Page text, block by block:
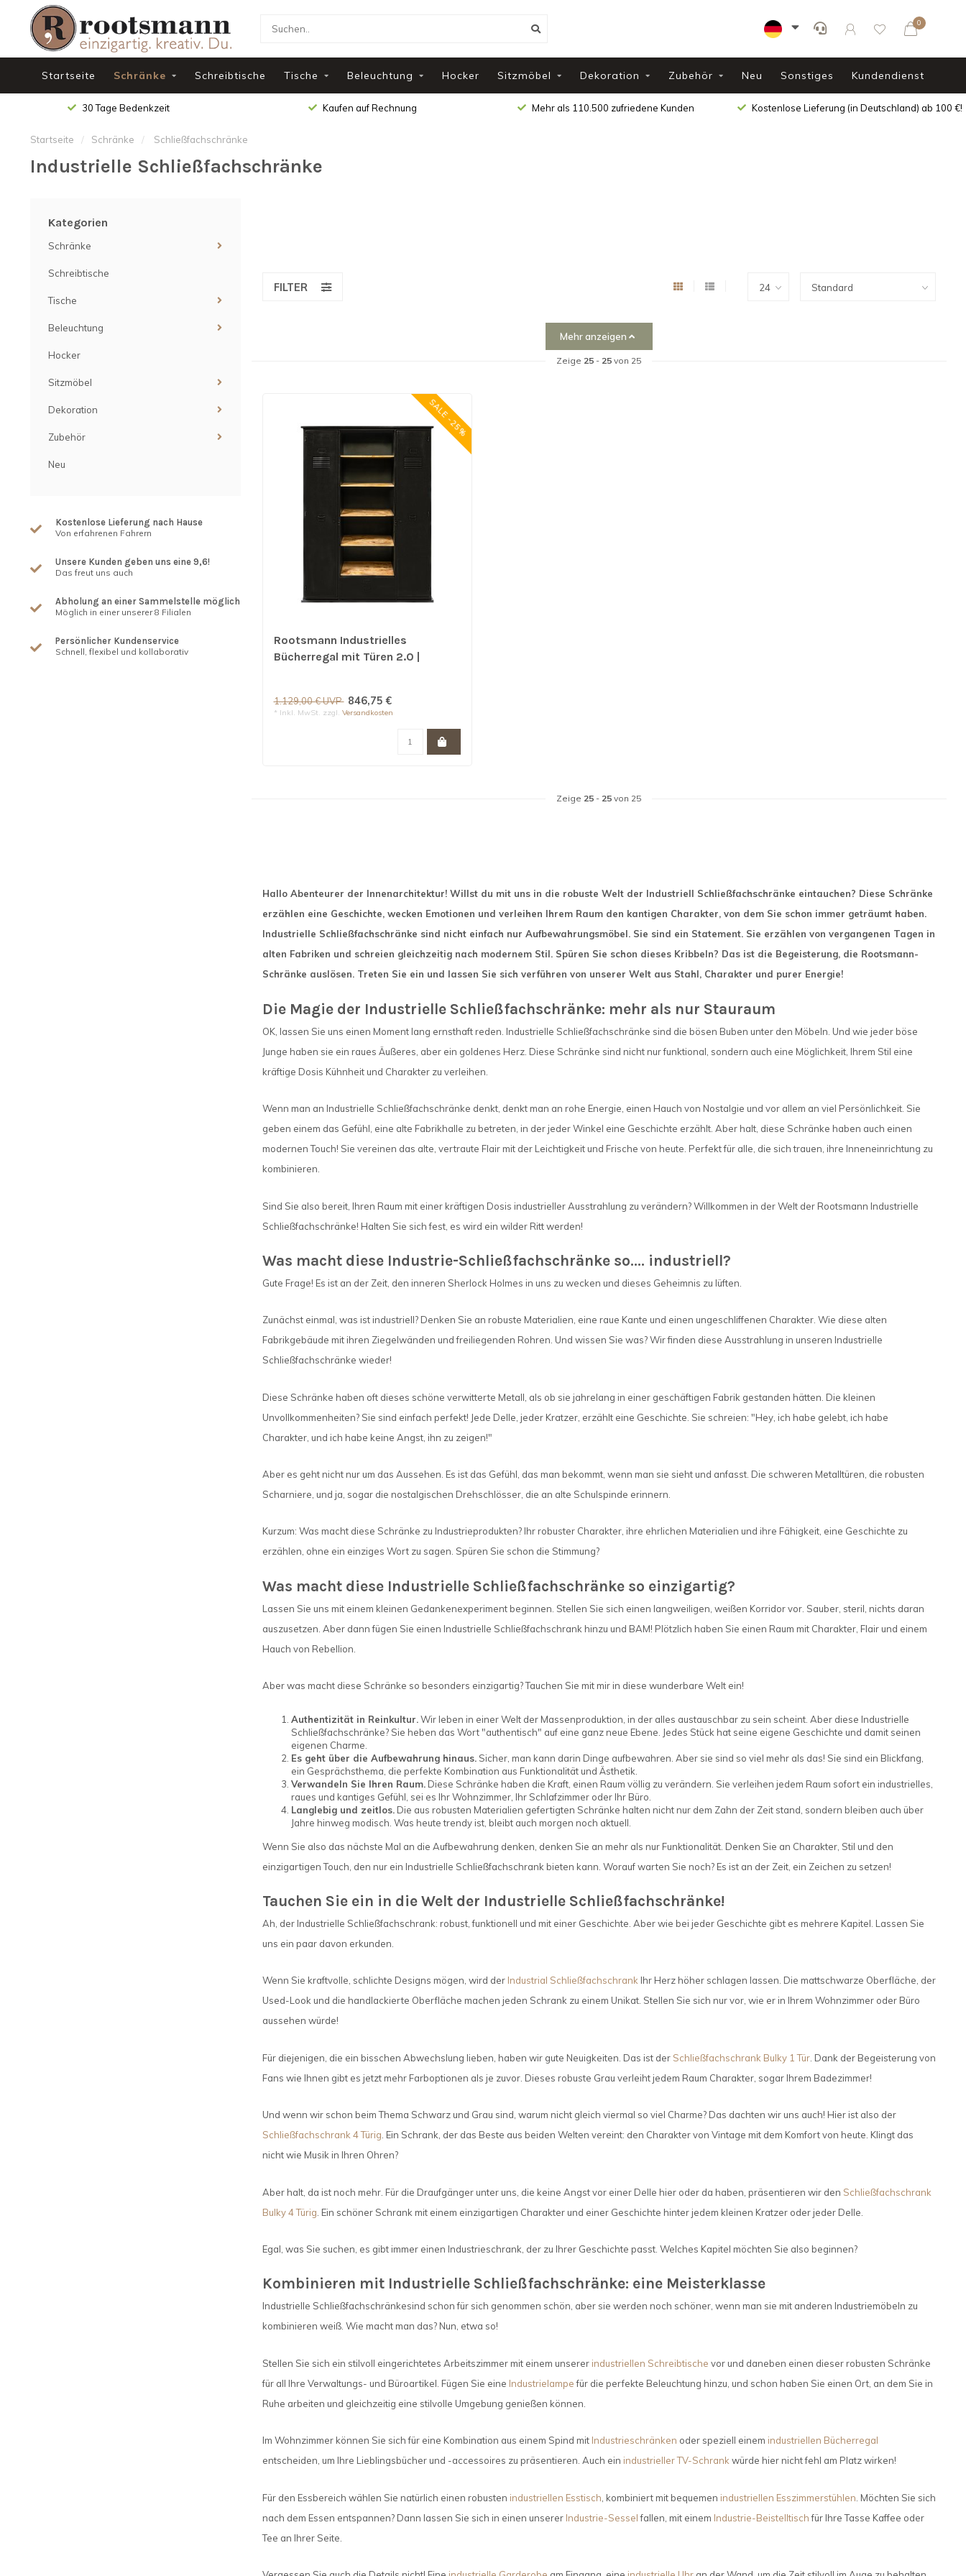
0
Startseite Schränke Schreibtische Tische Beleuchtung Hocker Sitzmöbel Dekoration Zubehör Neu Sonstiges Kundendienst
30 Tage Bedenkzeit Kaufen auf Rechnung Mehr als 110.500 zufriedene Kunden Kostenlose Lieferung (in Deutschland) ab 100 €!
Startseite / Schränke / Schließfachschränke
Industrielle Schließfachschränke
Kategorien
Schränke
Schreibtische
Tische
Beleuchtung
Hocker
Sitzmöbel
Dekoration
Zubehör
Neu
Kostenlose Lieferung nach Hause
Von erfahrenen Fahrern
Unsere Kunden geben uns eine 9,6!
Das freut uns auch
Abholung an einer Sammelstelle möglich
Möglich in einer unserer 8 Filialen
Persönlicher Kundenservice
Schnell, flexibel und kollaborativ
FILTER
Mehr anzeigen
Zeige 25 - 25 von 25
SALE -25%
Rootsmann Industrielles
Bücherregal mit Türen 2.0 |
1.129,00 € UVP 846,75 €
* Inkl. MwSt. zzgl. Versandkosten
Zeige 25 - 25 von 25
Hallo Abenteurer der Innenarchitektur! Willst du mit uns in die robuste Welt der Industriell Schließfachschränke eintauchen? Diese Schränke
erzählen eine Geschichte, wecken Emotionen und verleihen Ihrem Raum den kantigen Charakter, von dem Sie schon immer geträumt haben.
Industrielle Schließfachschränke sind nicht einfach nur Aufbewahrungsmöbel. Sie sind ein Statement. Sie erzählen von vergangenen Tagen in
alten Fabriken und schreien gleichzeitig nach modernem Stil. Spüren Sie schon dieses Kribbeln? Das ist die Begeisterung, die Rootsmann-
Schränke auslösen. Treten Sie ein und lassen Sie sich verführen von unserer Welt aus Stahl, Charakter und purer Energie!
Die Magie der Industrielle Schließfachschränke: mehr als nur Stauraum
OK, lassen Sie uns einen Moment lang ernsthaft reden. Industrielle Schließfachschränke sind die bösen Buben unter den Möbeln. Und wie jeder böse
Junge haben sie ein raues Äußeres, aber ein goldenes Herz. Diese Schränke sind nicht nur funktional, sondern auch eine Möglichkeit, Ihrem Stil eine
kräftige Dosis Kühnheit und Charakter zu verleihen.
Wenn man an Industrielle Schließfachschränke denkt, denkt man an rohe Energie, einen Hauch von Nostalgie und vor allem an viel Persönlichkeit. Sie
geben einem das Gefühl, eine alte Fabrikhalle zu betreten, in der jeder Winkel eine Geschichte erzählt. Aber halt, diese Schränke haben auch einen
modernen Touch! Sie vereinen das alte, vertraute Flair mit der Leichtigkeit und Frische von heute. Perfekt für alle, die sich trauen, ihre Inneneinrichtung zu
kombinieren.
Sind Sie also bereit, Ihren Raum mit einer kräftigen Dosis industrieller Ausstrahlung zu verändern? Willkommen in der Welt der Rootsmann Industrielle
Schließfachschränke! Halten Sie sich fest, es wird ein wilder Ritt werden!
Was macht diese Industrie-Schließfachschränke so.... industriell?
Gute Frage! Es ist an der Zeit, den inneren Sherlock Holmes in uns zu wecken und dieses Geheimnis zu lüften.
Zunächst einmal, was ist industriell? Denken Sie an robuste Materialien, eine raue Kante und einen ungeschliffenen Charakter. Wie diese alten
Fabrikgebäude mit ihren Ziegelwänden und freiliegenden Rohren. Und wissen Sie was? Wir finden diese Ausstrahlung in unseren Industrielle
Schließfachschränke wieder!
Diese Schränke haben oft dieses schöne verwitterte Metall, als ob sie jahrelang in einer geschäftigen Fabrik gestanden hätten. Die kleinen
Unvollkommenheiten? Sie sind einfach perfekt! Jede Delle, jeder Kratzer, erzählt eine Geschichte. Sie schreien: "Hey, ich habe gelebt, ich habe
Charakter, und ich habe keine Angst, ihn zu zeigen!"
Aber es geht nicht nur um das Aussehen. Es ist das Gefühl, das man bekommt, wenn man sie sieht und anfasst. Die schweren Metalltüren, die robusten
Scharniere, und ja, sogar die nostalgischen Drehschlösser, die an alte Schulspinde erinnern.
Kurzum: Was macht diese Schränke zu Industrieprodukten? Ihr robuster Charakter, ihre ehrlichen Materialien und ihre Fähigkeit, eine Geschichte zu
erzählen, ohne ein einziges Wort zu sagen. Spüren Sie schon die Stimmung?
Was macht diese Industrielle Schließfachschränke so einzigartig?
Lassen Sie uns mit einem kleinen Gedankenexperiment beginnen. Stellen Sie sich einen langweiligen, weißen Korridor vor. Sauber, steril, nichts daran
auszusetzen. Aber dann fügen Sie einen Industrielle Schließfachschrank hinzu und BAM! Plötzlich haben Sie einen Raum mit Charakter, Flair und einem
Hauch von Rebellion.
Aber was macht diese Schränke so besonders einzigartig? Tauchen Sie mit mir in diese wunderbare Welt ein!
Authentizität in Reinkultur.Wir leben in einer Welt der Massenproduktion, in der alles austauschbar zu sein scheint. Aber diese Industrielle
Schließfachschränke? Sie heben das Wort "authentisch" auf eine ganz neue Ebene. Jedes Stück hat seine eigene Geschichte und damit seinen
eigenen Charme.
Es geht über die Aufbewahrung hinaus.Sicher, man kann darin Dinge aufbewahren. Aber sie sind so viel mehr als das! Sie sind ein Blickfang,
ein Gesprächsthema, die perfekte Kombination aus Funktionalität und Ästhetik.
Verwandeln Sie Ihren Raum.Diese Schränke haben die Kraft, einen Raum völlig zu verändern. Sie verleihen jedem Raum sofort ein industrielles,
raues und kantiges Gefühl, sei es Ihr Wohnzimmer, Ihr Schlafzimmer oder Ihr Büro.
Langlebig und zeitlos.Die aus robusten Materialien gefertigten Schränke halten nicht nur dem Zahn der Zeit stand, sondern bleiben auch über
Jahre hinweg modisch. Was heute trendy ist, bleibt auch morgen noch aktuell.
Wenn Sie also das nächste Mal an die Aufbewahrung denken, denken Sie an mehr als nur Funktionalität. Denken Sie an Charakter, Stil und den
einzigartigen Touch, den nur ein Industrielle Schließfachschrank bieten kann. Worauf warten Sie noch? Es ist an der Zeit, ein Zeichen zu setzen!
Tauchen Sie ein in die Welt der Industrielle Schließfachschränke!
Ah, der Industrielle Schließfachschrank: robust, funktionell und mit einer Geschichte. Aber wie bei jeder Geschichte gibt es mehrere Kapitel. Lassen Sie
uns ein paar davon erkunden.
Wenn Sie kraftvolle, schlichte Designs mögen, wird der Industrial SchließfachschrankIhr Herz höher schlagen lassen. Die mattschwarze Oberfläche, der
Used-Look und die handlackierte Oberfläche machen jeden Schrank zu einem Unikat. Stellen Sie sich nur vor, wie er in Ihrem Wohnzimmer oder Büro
aussehen würde!
Für diejenigen, die ein bisschen Abwechslung lieben, haben wir gute Neuigkeiten. Das ist der Schließfachschrank Bulky 1 Tür. Dank der Begeisterung von
Fans wie Ihnen gibt es jetzt mehr Farboptionen als je zuvor. Dieses robuste Grau verleiht jedem Raum Charakter, sogar Ihrem Badezimmer!
Und wenn wir schon beim Thema Schwarz und Grau sind, warum nicht gleich viermal so viel Charme? Das dachten wir uns auch! Hier ist also der
Schließfachschrank 4 Türig . Ein Schrank, der das Beste aus beiden Welten vereint: den Charakter von Vintage mit dem Komfort von heute. Klingt das
nicht wie Musik in Ihren Ohren?
Aber halt, da ist noch mehr. Für die Draufgänger unter uns, die keine Angst vor einer Delle hier oder da haben, präsentieren wir den Schließfachschrank
Bulky 4 Türig . Ein schöner Schrank mit einem einzigartigen Charakter und einer Geschichte hinter jedem kleinen Kratzer oder jeder Delle.
Egal, was Sie suchen, es gibt immer einen Industrieschrank, der zu Ihrer Geschichte passt. Welches Kapitel möchten Sie also beginnen?
Kombinieren mit Industrielle Schließfachschränke: eine Meisterklasse
Industrielle Schließfachschränkesind schon für sich genommen schön, aber sie werden noch schöner, wenn man sie mit anderen Industriemöbeln zu
kombinieren weiß. Wie macht man das? Nun, etwa so!
Stellen Sie sich ein stilvoll eingerichtetes Arbeitszimmer mit einem unserer industriellen Schreibtische vor und daneben einen dieser robusten Schränke
für all Ihre Verwaltungs- und Büroartikel. Fügen Sie eine Industrielampefür die perfekte Beleuchtung hinzu, und schon haben Sie einen Ort, an dem Sie in
Ruhe arbeiten und gleichzeitig eine stilvolle Umgebung genießen können.
Im Wohnzimmer können Sie sich für eine Kombination aus einem Spind mit Industrieschränken oder speziell einem industriellen Bücherregal
entscheiden, um Ihre Lieblingsbücher und -accessoires zu präsentieren. Auch ein industrieller TV-Schrank würde hier nicht fehl am Platz wirken!
Für den Essbereich wählen Sie natürlich einen robusten industriellen Esstisch , kombiniert mit bequemen industriellen Esszimmerstühlen . Möchten Sie sich
nach dem Essen entspannen? Dann lassen Sie sich in einen unserer Industrie-Sesselfallen, mit einem Industrie-Beistelltischfür Ihre Tasse Kaffee oder
Tee an Ihrer Seite.